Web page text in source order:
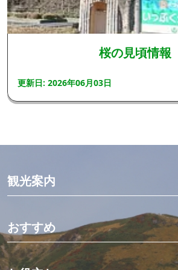
桜の見頃情報
更新日: 2026年06月03日
観光案内
モデルコース
観光・体験
宿泊予約
おすすめ
イワナ料理を食べ比べ